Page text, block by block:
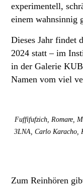
experimentell,
einem wahnsinnig
Dieses Jahr findet
2024 statt – im
in der Galerie
Namen vom viel
Fuffifufzich, Romare,
3LNA, Carlo Karacho,
Zum Reinhören